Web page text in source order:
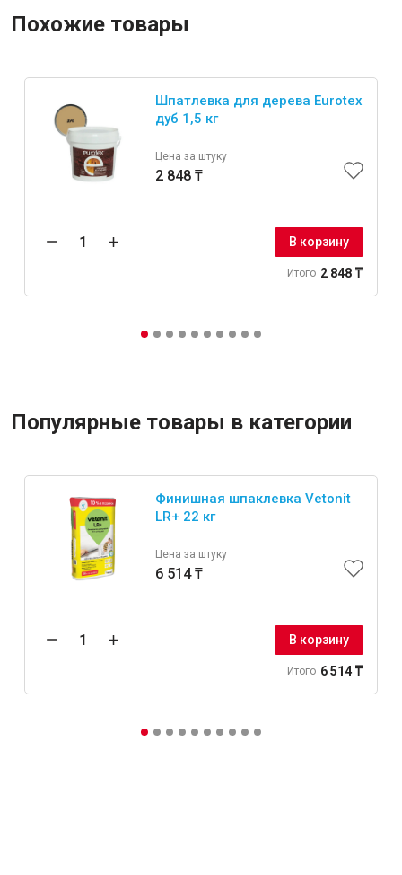
Похожие товары
Шпатлевка для дерева Eurotex
дуб 1,5 кг
Цена за штуку
2 848 ₸
В корзину
Итого 2 848 ₸
Популярные товары в категории
Финишная шпаклевка Vetonit
LR+ 22 кг
Цена за штуку
6 514 ₸
В корзину
Итого 6 514 ₸